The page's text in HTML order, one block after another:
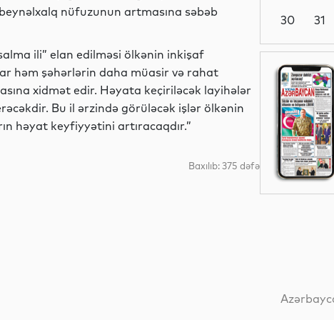
nüfuzunun artmasına səbəb
ili” elan edilməsi ölkənin inkişaf
həm şəhərlərin daha müasir və rahat
xidmət edir. Həyata keçiriləcək layihələr
Bu il ərzində görüləcək işlər ölkənin
həyat keyfiyyətini artıracaqdır.”
Baxılıb: 375 dəfə
Siyasət
Gündəm
30
31